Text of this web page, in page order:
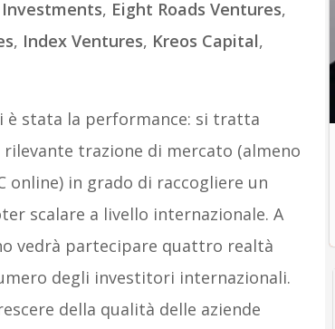
Investments, Eight Roads Ventures,
, Index Ventures, Kreos Capital,
è stata la performance: si tratta
trazione di mercato (almeno
online) in grado di raccogliere un
scalare a livello internazionale. A
vedrà partecipare quattro realtà
degli investitori internazionali.
della qualità delle aziende